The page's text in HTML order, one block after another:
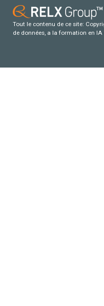
Tout le contenu de ce site:
de données, a la formation en